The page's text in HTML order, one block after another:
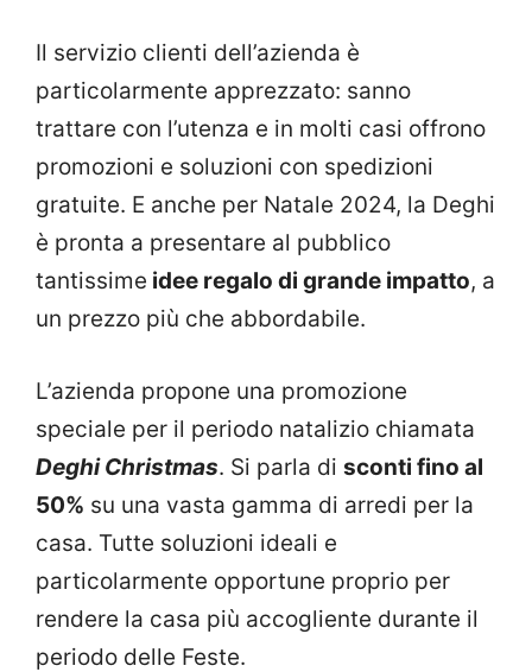
Il servizio clienti dell’azienda è
particolarmente apprezzato: sanno
trattare con l’utenza e in molti casi offrono
promozioni e soluzioni con spedizioni
gratuite. E anche per Natale 2024, la Deghi
è pronta a presentare al pubblico
tantissime idee regalo di grande impatto, a
un prezzo più che abbordabile.
L’azienda propone una promozione
speciale per il periodo natalizio chiamata
Deghi Christmas. Si parla di sconti fino al
50% su una vasta gamma di arredi per la
casa. Tutte soluzioni ideali e
particolarmente opportune proprio per
rendere la casa più accogliente durante il
periodo delle Feste.